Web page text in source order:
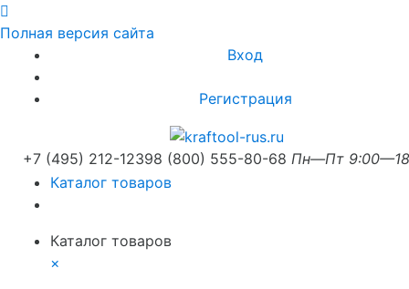
Полная версия сайта
Вход
Регистрация
+7 (495) 212-12398 (800) 555-80-68 Пн—Пт
Каталог товаров
Каталог товаров
×